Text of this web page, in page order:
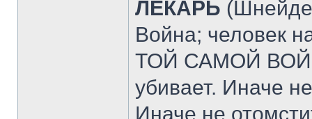
ЛЕКАРЬ
Война; человек
ТОЙ САМОЙ
убивает. Иначе
Иначе не